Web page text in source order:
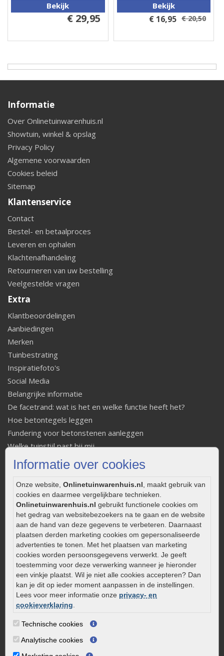
Informatie over cookies
Onze website, Onlinetuinwarenhuis.nl , maakt gebruik van
cookies en daarmee vergelijkbare technieken.
Onlinetuinwarenhuis.nl gebruikt functionele cookies om
het gedrag van websitebezoekers na te gaan en de website
aan de hand van deze gegevens te verbeteren. Daarnaast
plaatsen derden marketing cookies om gepersonaliseerde
advertenties te tonen. Met het plaatsen van marketing
cookies worden persoonsgegevens verwerkt. Je geeft
toestemming voor deze verwerking wanneer je hieronder
een vinkje plaatst. Wil je niet alle cookies accepteren? Dan
kan je dit op ieder moment aanpassen in de instellingen.
Lees voor meer informatie onze privacy- en
cookieverklaring
Technische cookies
Analytische cookies
Bekijk
€ 29,95
Bekijk
€ 16,95 € 20,50
Informatie
Over Onlinetuinwarenhuis.nl
Showtuin, winkel & opslag
Privacy Policy
Algemene voorwaarden
Cookies beleid
Sitemap
Klantenservice
Contact
Bestel- en betaalproces
Leveren en ophalen
Klachtenafhandeling
Retourneren van uw bestelling
Veelgestelde vragen
Extra
Klantbeoordelingen
Aanbiedingen
Merken
Tuinbestrating
Inspiratiefoto's
Social Media
Belangrijke informatie
De facetrand: wat is het en welke functie heeft het?
Hoe betontegels leggen
Fundering voor betonstenen aanleggen
Welke tuinstijl past bij mij
Strakke tuin inrichten
Legverbanden gebakken bestrating
Onderhoud van gebakken bestrating
Aanlegtips voor gebakken bestrating
Zelf een terras aanleggen
Kleine stadstuin inrichten
0320 – 219170
Kaapstanderweg 41
8243 RB Lelystad
info@onlinetuinwarenhuis.nl
Routebeschrijving
Openingstijden
Maandag
Dinsdag